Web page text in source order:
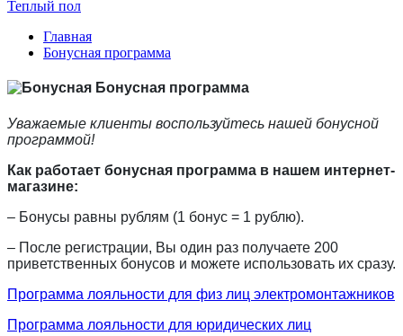
Теплый пол
Главная
Бонусная программа
Бонусная программа
Уважаемые клиенты воспользуйтесь нашей бонусной
программой!
Как работает бонусная программа в нашем интернет-
магазине:
– Бонусы равны рублям (1 бонус = 1 рублю).
– После регистрации, Вы один раз получаете 200
приветственных бонусов и можете использовать их сразу.
Программа лояльности для физ лиц электромонтажников
Программа лояльности для юридических лиц